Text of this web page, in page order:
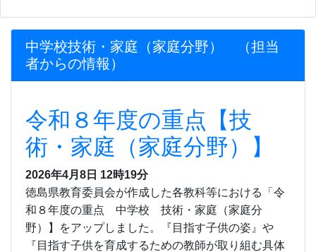
中学校技術・家庭（家庭分野） （担当
者からの情報）
令和８年度の重点【技
術・家庭（家庭分野）】
2026年4月8日 12時19分
徳島県教育委員会が作成した各教科等における「令
和８年度の重点 中学校 技術・家庭（家庭分
野）】をアップしました。『目指す子供の姿』や
『目指す子供を育成するための教師が取り組む具体